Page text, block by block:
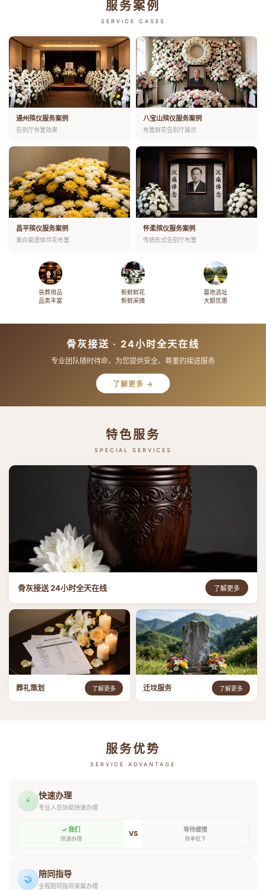
服务案例
SERVICE CASES
通州殡仪服务案例
告别厅布置效果
八宝山殡仪服务案例
布置鲜花告别厅展示
昌平殡仪服务案例
黄白菊遗体伴花布置
怀柔殡仪服务案例
传统形式告别厅布置
丧葬用品
品类丰富
新鲜鲜花
新鲜采摘
墓地选址
大额优惠
骨灰接送 · 24小时全天在线
专业团队随时待命，为您提供安全、尊重的接送服务
了解更多 →
特色服务
SPECIAL SERVICES
骨灰接送 24小时全天在线 了解更多
葬礼策划 了解更多 迁坟服务 了解更多
服务优势
SERVICE ADVANTAGE
⚡ 快速办理
专业人员协助快速办理
✓ 我们
快速办理
VS 等待缓慢
效率低下
🤝 陪同指导
全程陪同指导家属办理